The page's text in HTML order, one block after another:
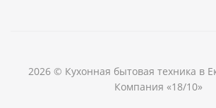
2026 © Кухонная бытовая техника в
Компания «18/10»